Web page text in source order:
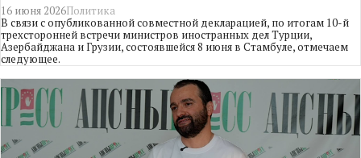
16 июня 2026Политика
В связи с опубликованной совместной декларацией, по итогам 10-й
трехсторонней встречи министров иностранных дел Турции,
Азербайджана и Грузии, состоявшейся 8 июня в Стамбуле, отмечаем
следующее.